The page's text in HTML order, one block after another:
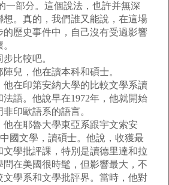
一部分。這個說法，也許并無深
想。真的，我們誰又能說，在這場
歷史事件中，自己沒有受過影響
比較吧。
，他在讀本科和碩士。
在印第安納大學的比較文學系讀
語。他說早在1972年，他就開始
印歐語系的語言。
在耶魯大學東亞系跟宇文索安
中國文學，讀碩士。他說，收獲最
文學批評課，特別是讀德里達和拉
問在美國很時髦，但影響最大，不
文學系和文學批評界。當時，他對